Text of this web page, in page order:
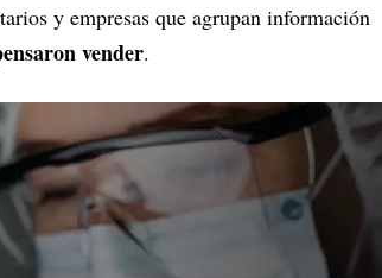
y empresas que agrupan información
vender.